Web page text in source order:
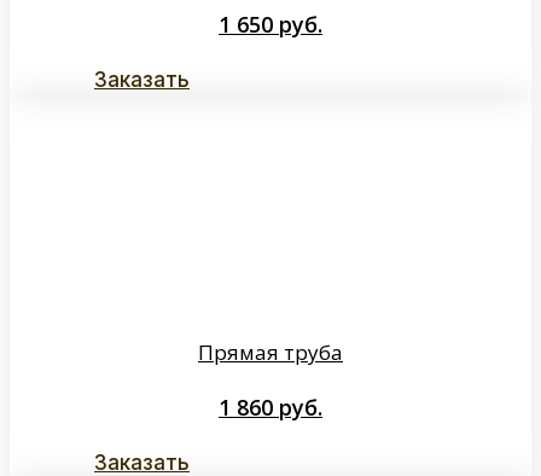
1 650 руб.
Заказать
Прямая труба
1 860 руб.
Заказать